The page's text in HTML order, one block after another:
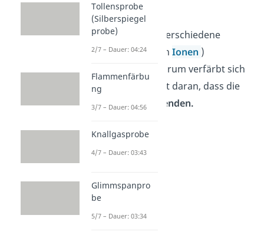
Dadurch kannst du verschiedene
Elemente (bzw. deren Ionen )
. Aber warum verfärbt sich
die Flamme? Das liegt daran, dass die
ElementeLichtaussenden.
Tollensprobe
(Silberspiegel
probe)
2/7 – Dauer: 04:24
Flammenfärbu
ng
3/7 – Dauer: 04:56
Knallgasprobe
4/7 – Dauer: 03:43
Glimmspanpro
be
5/7 – Dauer: 03:34